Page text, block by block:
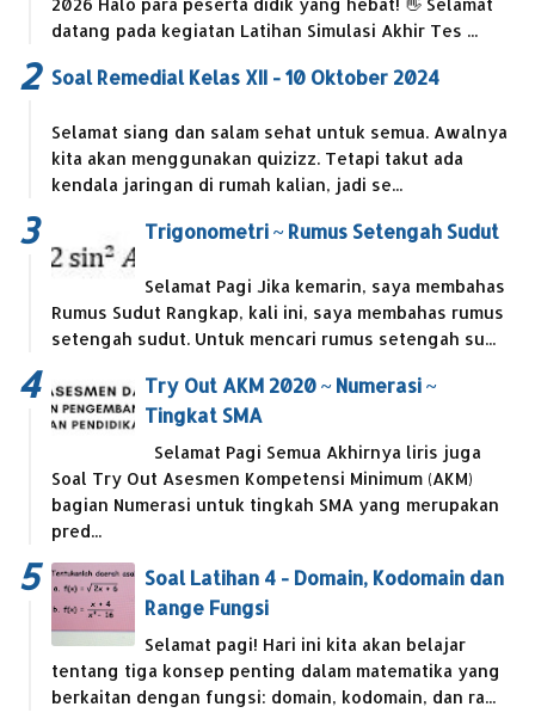
2026 Halo para peserta didik yang hebat! 👋 Selamat
datang pada kegiatan Latihan Simulasi Akhir Tes ...
Soal Remedial Kelas XII - 10 Oktober 2024
Selamat siang dan salam sehat untuk semua. Awalnya
kita akan menggunakan quizizz. Tetapi takut ada
kendala jaringan di rumah kalian, jadi se...
Trigonometri ~ Rumus Setengah Sudut
Selamat Pagi Jika kemarin, saya membahas
Rumus Sudut Rangkap, kali ini, saya membahas rumus
setengah sudut. Untuk mencari rumus setengah su...
Try Out AKM 2020 ~ Numerasi ~
Tingkat SMA
Selamat Pagi Semua Akhirnya liris juga
Soal Try Out Asesmen Kompetensi Minimum (AKM)
bagian Numerasi untuk tingkah SMA yang merupakan
pred...
Soal Latihan 4 - Domain, Kodomain dan
Range Fungsi
Selamat pagi! Hari ini kita akan belajar
tentang tiga konsep penting dalam matematika yang
berkaitan dengan fungsi: domain, kodomain, dan ra...